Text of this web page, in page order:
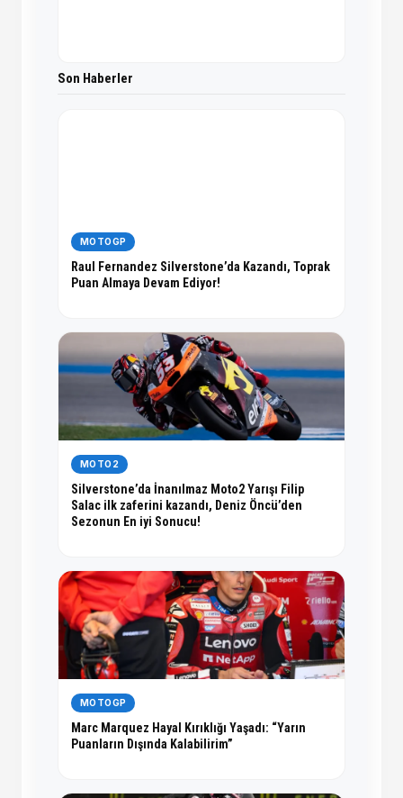
Son Haberler
MOTOGP
Raul Fernandez Silverstone’da Kazandı, Toprak
Puan Almaya Devam Ediyor!
MOTO2
Silverstone’da İnanılmaz Moto2 Yarışı Filip
Salac ilk zaferini kazandı, Deniz Öncü’den
Sezonun En iyi Sonucu!
MOTOGP
Marc Marquez Hayal Kırıklığı Yaşadı: “Yarın
Puanların Dışında Kalabilirim”